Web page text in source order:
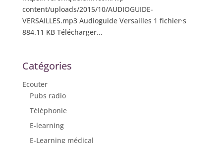
content/uploads/2015/10/AUDIOGUIDE-
VERSAILLES.mp3 Audioguide Versailles 1 fichier·s
884.11 KB Télécharger...
Catégories
Ecouter
Pubs radio
Téléphonie
E-learning
E-Learning médical